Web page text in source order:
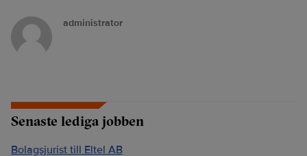
administrator
Senaste lediga jobben
Bolagsjurist till Eltel AB